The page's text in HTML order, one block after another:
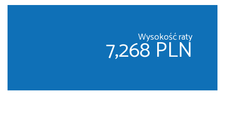
Wysokość raty
7,268 PLN